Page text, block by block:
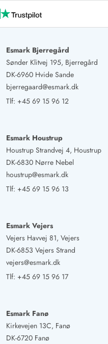
Esmark Bjerregård
Sønder Klitvej 195, Bjerregård
DK-6960 Hvide Sande
bjerregaard@esmark.dk
Tlf: +45 69 15 96 12
Esmark Houstrup
Houstrup Strandvej 4, Houstrup
DK-6830 Nørre Nebel
houstrup@esmark.dk
Tlf: +45 69 15 96 13
Esmark Vejers
Vejers Havvej 81, Vejers
DK-6853 Vejers Strand
vejers@esmark.dk
Tlf: +45 69 15 96 17
Esmark Fanø
Kirkevejen 13C, Fanø
DK-6720 Fanø